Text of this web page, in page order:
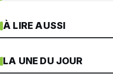
À LIRE AUSSI
LA UNE DU JOUR